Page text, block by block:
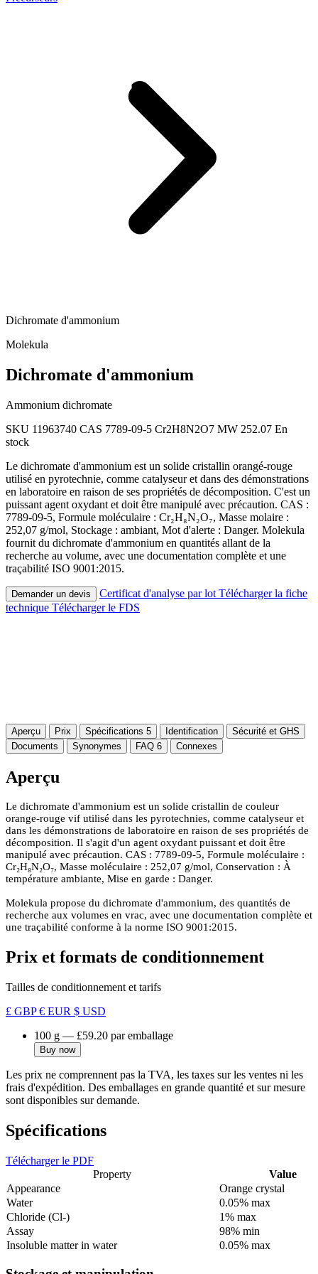
Dichromate d'ammonium
Molekula
Dichromate d'ammonium
Ammonium dichromate
SKU 11963740 CAS 7789-09-5 Cr2H8N2O7 MW 252.07 En
stock
Le dichromate d'ammonium est un solide cristallin orangé-rouge
utilisé en pyrotechnie, comme catalyseur et dans des démonstrations
en laboratoire en raison de ses propriétés de décomposition. C'est un
puissant agent oxydant et doit être manipulé avec précaution. CAS :
7789-09-5, Formule moléculaire : Cr₂H₈N₂O₇, Masse molaire :
252,07 g/mol, Stockage : ambiant, Mot d'alerte : Danger. Molekula
fournit du dichromate d'ammonium en quantités allant de la
recherche au volume, avec une documentation complète et une
traçabilité ISO 9001:2015.
Demander un devis Certificat d'analyse par lot Télécharger la fiche
technique Télécharger le FDS
Aperçu Prix Spécifications 5 Identification
Sécurité et GHS
Documents
Synonymes FAQ 6 Connexes
Aperçu
Le dichromate d'ammonium est un solide cristallin de couleur
orange-rouge vif utilisé dans les pyrotechnies, comme catalyseur et
dans les démonstrations de laboratoire en raison de ses propriétés de
décomposition. Il s'agit d'un agent oxydant puissant et doit être
manipulé avec précaution. CAS : 7789-09-5, Formule moléculaire :
Cr₂H₈N₂O₇, Masse moléculaire : 252,07 g/mol, Conservation : À
température ambiante, Mise en garde : Danger.
Molekula propose du dichromate d'ammonium, des quantités de
recherche aux volumes en vrac, avec une documentation complète et
une traçabilité conforme à la norme ISO 9001:2015.
Prix et formats de conditionnement
Tailles de conditionnement et tarifs
£ GBP€ EUR $ USD
100 g — £59.20 par emballage
Buy now
Les prix ne comprennent pas la TVA, les taxes sur les ventes ni les
frais d'expédition. Des emballages en grande quantité et sur mesure
sont disponibles sur demande.
Spécifications
Télécharger le PDF
Property
Value
Appearance
Orange crystal
Water
0.05% max
Chloride (Cl-)
1% max
Assay
98% min
Insoluble matter in water
0.05% max